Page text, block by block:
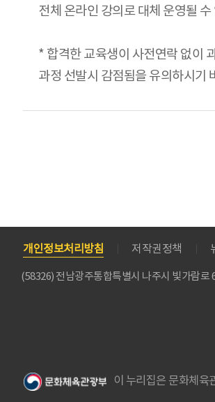
전체 온라인 강의로 대체 운영될 수
* 합격한 교육생이 사전연락 없이
과정 선발시 감점됨을 유의하시기
개인정보처리방침 저작권정책
(58326) 전남광주통합특별시 나주시 빛가람로
이 누리집은 문화체육